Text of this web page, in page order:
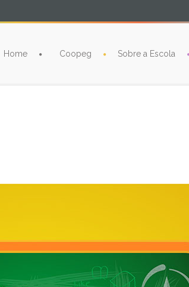
Home Coopeg Sobre a Escola